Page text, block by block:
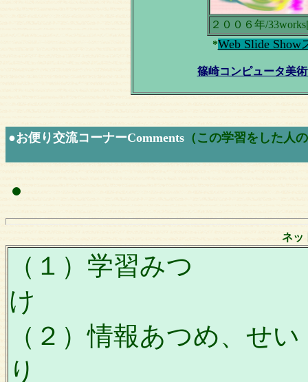
２００６年/
*Web Slide
篠崎コンピュータ美
●お便り交流コーナーComments （この学習をした人
ネッ
（１）学習みつ
け
（２）情報あつめ、せい
り